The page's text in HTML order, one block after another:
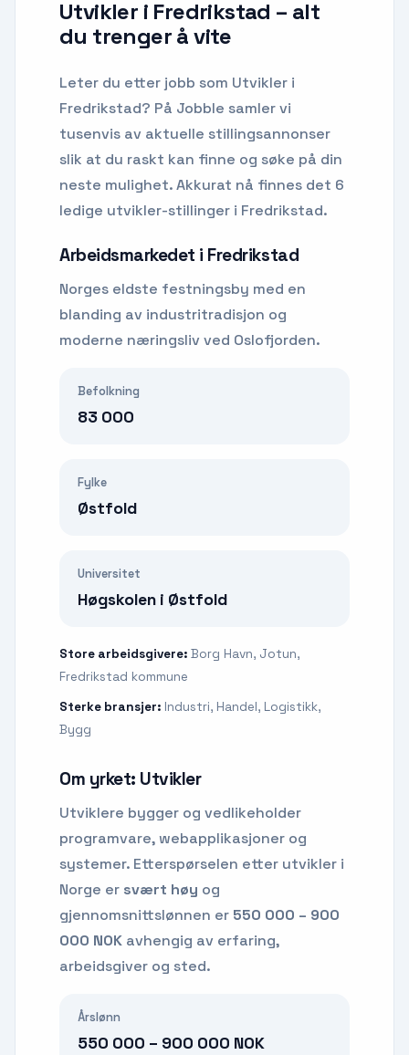
Utvikler i Fredrikstad – alt
du trenger å vite
Leter du etter jobb som Utvikler i
Fredrikstad? På Jobble samler vi
tusenvis av aktuelle stillingsannonser
slik at du raskt kan finne og søke på din
neste mulighet.Akkurat nå finnes det 6
ledige utvikler-stillinger i Fredrikstad.
Arbeidsmarkedet i Fredrikstad
Norges eldste festningsby med en
blanding av industritradisjon og
moderne næringsliv ved Oslofjorden.
Befolkning
83 000
Fylke
Østfold
Universitet
Høgskolen i Østfold
Store arbeidsgivere: Borg Havn, Jotun,
Fredrikstad kommune
Sterke bransjer: Industri, Handel, Logistikk,
Bygg
Om yrket: Utvikler
Utviklere bygger og vedlikeholder
programvare, webapplikasjoner og
systemer. Etterspørselen etter utvikler i
Norge er svært høy og
gjennomsnittslønnen er 550 000 – 900
000 NOK avhengig av erfaring,
arbeidsgiver og sted.
Årslønn
550 000 – 900 000 NOK